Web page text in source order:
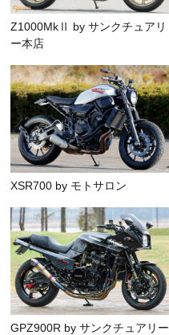
Z1000MkⅡ by サンクチュアリ
ー本店
XSR700 by モトサロン
GPZ900R by サンクチュアリー